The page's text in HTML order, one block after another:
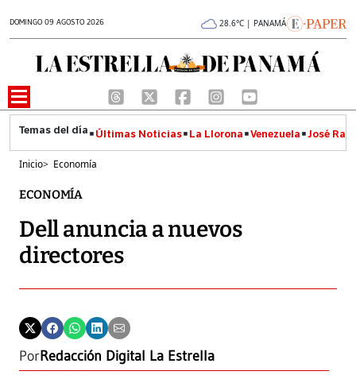
DOMINGO 09 AGOSTO 2026 28.6°C | PANAMÁ
Últimas Noticias La Llorona Venezuela José
Inicio> Economía
ECONOMÍA
Dell anuncia a nuevos
directores
PorRedacción Digital La Estrella